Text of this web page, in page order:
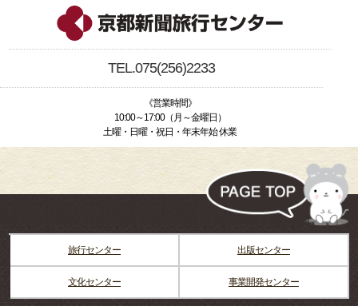
TEL.075(256)2233
《営業時間》
10:00～17:00（月～金曜日）
土曜・日曜・祝日・年末年始 休業
旅行センター 出版センター
文化センター 事業開発センター